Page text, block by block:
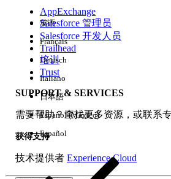
体验
AppExchange
Salesforce 管理员
Salesforce 开发人员
Trailhead
培训
Trust
SUPPORT & SERVICES
需要帮助？查找更多资源，或联系专
获得支持
技术提供者 Experience Cloud
英语
Français
Deutsch
Italiano
日本語
Español (México)
Español